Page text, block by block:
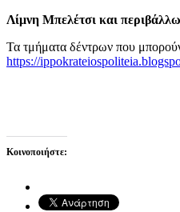
Λίμνη Μπελέτσι και
Τα τμήματα δέντρων που
https://
Κοινοποιήστε: